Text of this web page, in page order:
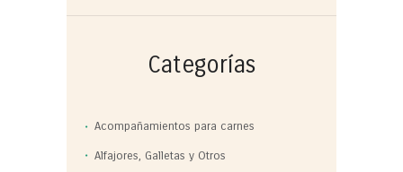
Categorías
Acompañamientos para carnes
Alfajores, Galletas y Otros